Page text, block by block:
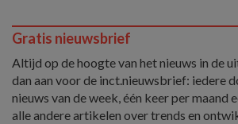
Gratis nieuwsbrief
Altijd op de hoogte van het nieuws in de
dan aan voor de inct.nieuwsbrief: iedere
nieuws van de week, één keer per maand
alle andere artikelen over trends en